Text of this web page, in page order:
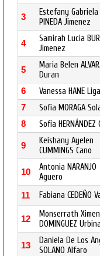
3
Estefany Gabriela
PINEDA Jimenez
4
Samirah Lucia
Jimenez
5
Maria Belen
Duran
6 Vanessa HANE
7 Sofia MORAGA
8 Sofía
9
Keishany Ayelen
CUMMINGS Cano
10
Antonia NARANJO
Aguero
11 Fabiana CEDEÑO
12
Monserrath
DOMINGUEZ Urbina
13
Daniela De Los
SOLANO Alfaro